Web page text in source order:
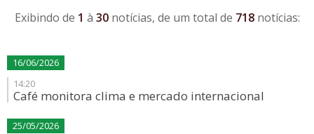
Exibindo de 1 à 30notícias, de um total de 718notícias:
16/06/2026
14:20
Café monitora clima e mercado internacional
25/05/2026